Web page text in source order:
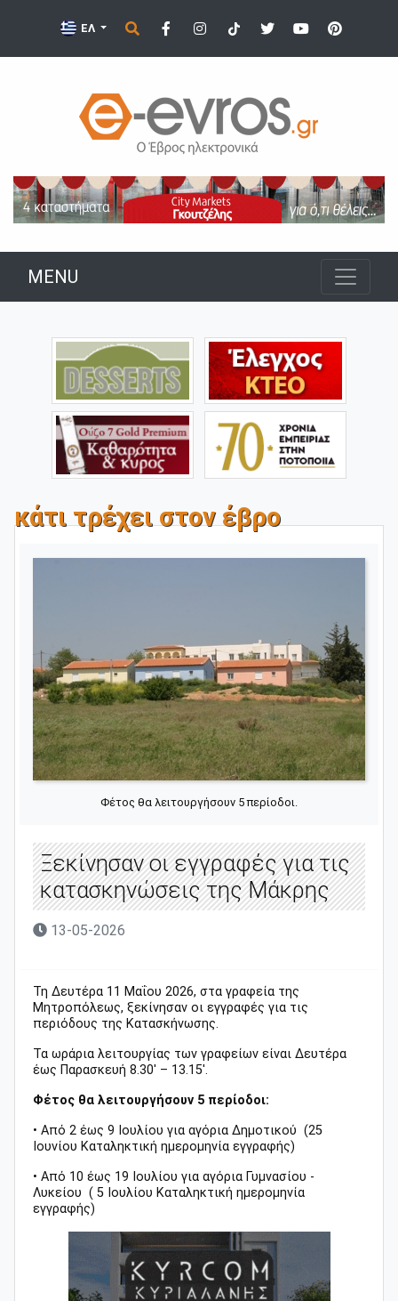
ΕΛ
MENU
κάτι τρέχει στον έβρο
Φέτος θα λειτουργήσουν 5 περίοδοι.
Ξεκίνησαν οι εγγραφές για τις
κατασκηνώσεις της Μάκρης
13-05-2026
Τη Δευτέρα 11 Μαΐου 2026, στα γραφεία της
Μητροπόλεως, ξεκίνησαν οι εγγραφές για τις
περιόδους της Κατασκήνωσης.
Τα ωράρια λειτουργίας των γραφείων είναι Δευτέρα
έως Παρασκευή 8.30′ – 13.15′.
Φέτος θα λειτουργήσουν 5 περίοδοι:
• Από 2 έως 9 Ιουλίου για αγόρια Δημοτικού (25
Ιουνίου Καταληκτική ημερομηνία εγγραφής)
• Από 10 έως 19 Ιουλίου για αγόρια Γυμνασίου -
Λυκείου ( 5 Ιουλίου Καταληκτική ημερομηνία
εγγραφής)